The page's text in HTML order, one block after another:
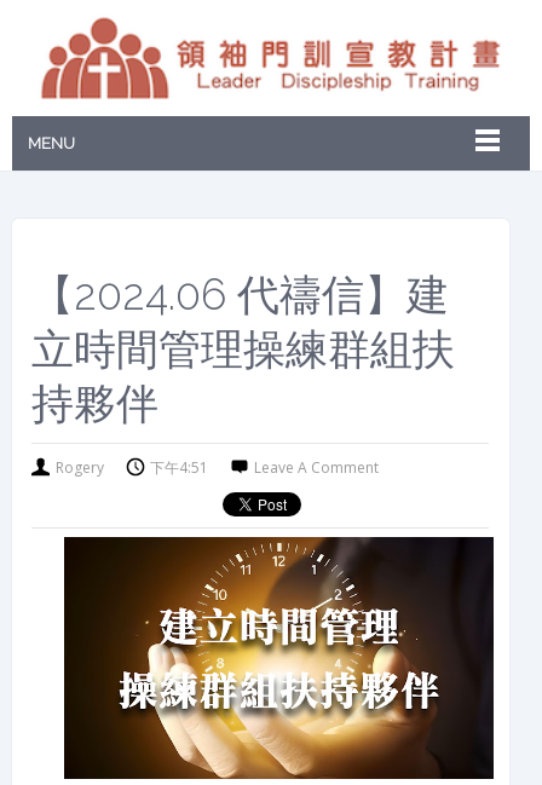
MENU
【2024.06 代禱信】建
立時間管理操練群組扶
持夥伴
Rogery 下午4:51 Leave A Comment